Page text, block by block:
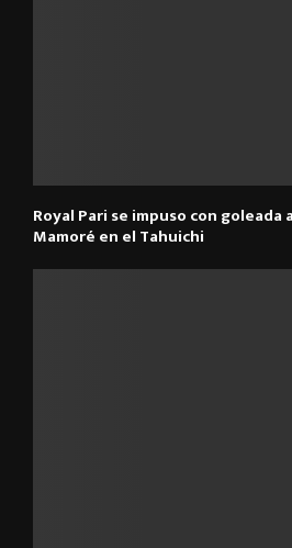
Royal Pari se impuso con goleada
Mamoré en el Tahuichi